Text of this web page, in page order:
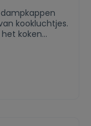
kookluchtjes.
koken